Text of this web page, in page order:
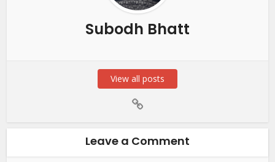
Subodh Bhatt
View all posts
Leave a Comment